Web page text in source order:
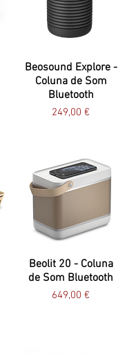
Beosound Explore -
Coluna de Som
Bluetooth
Preço
249,00 €
Beolit 20 - Coluna
de Som Bluetooth
Preço
649,00 €